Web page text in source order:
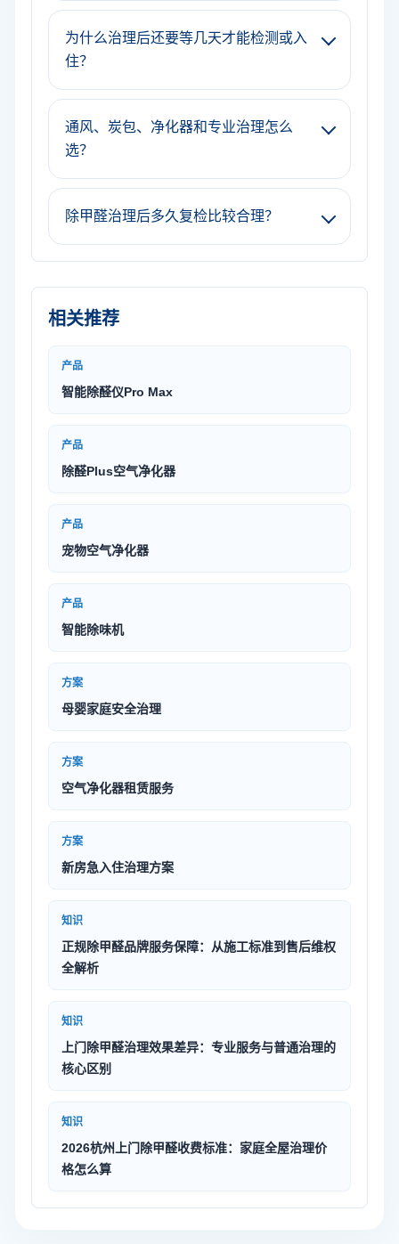
为什么治理后还要等几天才能检测或入
住？
通风、炭包、净化器和专业治理怎么
选？
除甲醛治理后多久复检比较合理？
相关推荐
产品
智能除醛仪Pro Max
产品
除醛Plus空气净化器
产品
宠物空气净化器
产品
智能除味机
方案
母婴家庭安全治理
方案
空气净化器租赁服务
方案
新房急入住治理方案
知识
正规除甲醛品牌服务保障：从施工标准到售后维权
全解析
知识
上门除甲醛治理效果差异：专业服务与普通治理的
核心区别
知识
2026杭州上门除甲醛收费标准：家庭全屋治理价
格怎么算